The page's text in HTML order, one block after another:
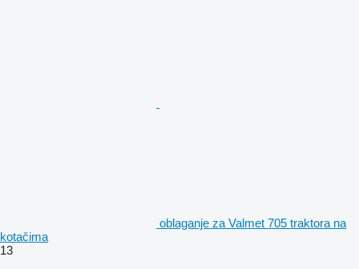
oblaganje za Valmet 705 traktora na
kotačima
13